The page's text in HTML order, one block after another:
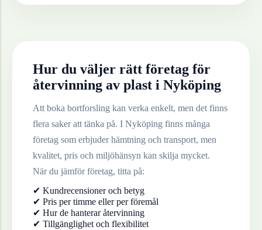
Hur du väljer rätt företag för
återvinning av plast i Nyköping
Att boka bortforsling kan verka enkelt, men det finns
flera saker att tänka på. I Nyköping finns många
företag som erbjuder hämtning och transport, men
kvalitet, pris och miljöhänsyn kan skilja mycket.
När du jämför företag, titta på:
✔ Kundrecensioner och betyg
✔ Pris per timme eller per föremål
✔ Hur de hanterar återvinning
✔ Tillgänglighet och flexibilitet